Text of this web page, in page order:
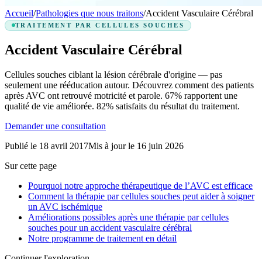
Accueil/Pathologies que nous traitons/Accident Vasculaire Cérébral
TRAITEMENT PAR CELLULES SOUCHES
Accident Vasculaire Cérébral
Cellules souches ciblant la lésion cérébrale d'origine — pas
seulement une rééducation autour. Découvrez comment des patients
après AVC ont retrouvé motricité et parole. 67% rapportent une
qualité de vie améliorée. 82% satisfaits du résultat du traitement.
Demander une consultation
Publié le 18 avril 2017Mis à jour le 16 juin 2026
Sur cette page
Pourquoi notre approche thérapeutique de l’AVC est efficace
Comment la thérapie par cellules souches peut aider à soigner
un AVC ischémique
Améliorations possibles après une thérapie par cellules
souches pour un accident vasculaire cérébral
Notre programme de traitement en détail